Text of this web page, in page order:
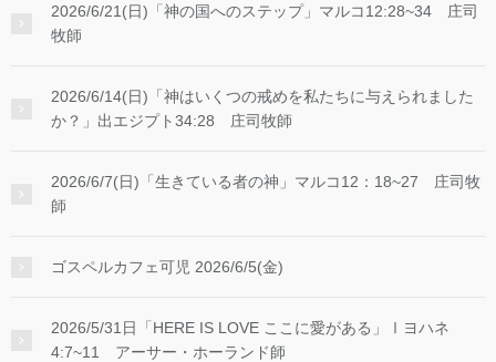
2026/6/21(日)「神の国へのステップ」マルコ12:28~34 庄司
牧師
2026/6/14(日)「神はいくつの戒めを私たちに与えられました
か？」出エジプト34:28 庄司牧師
2026/6/7(日)「生きている者の神」マルコ12：18~27 庄司牧
師
ゴスペルカフェ可児 2026/6/5(金)
2026/5/31日「HERE IS LOVE ここに愛がある」Ⅰヨハネ
4:7~11 アーサー・ホーランド師